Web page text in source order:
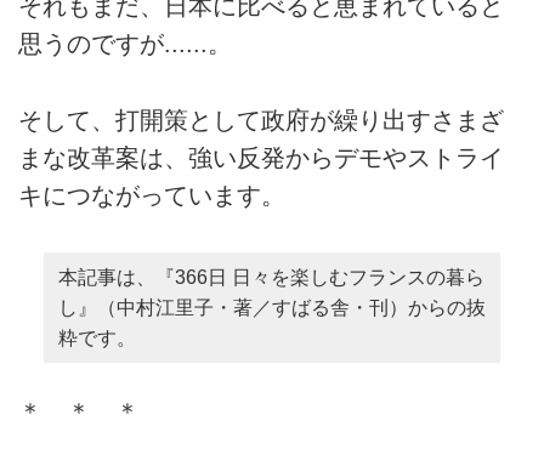
それもまだ、日本に比べると恵まれていると
思うのですが......。
そして、打開策として政府が繰り出すさまざ
まな改革案は、強い反発からデモやストライ
キにつながっています。
本記事は、『366日 日々を楽しむフランスの暮ら
し』（中村江里子・著／すばる舎・刊）からの抜
粋です。
＊ ＊ ＊